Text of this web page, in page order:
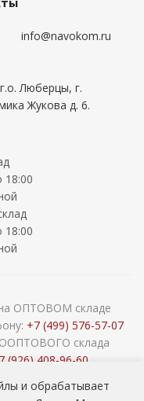
info@navokom.ru
Люберцы, г.
Жукова д. 6.
18:00
18:00
ОПТОВОМ складе
+7 (499) 576-57-07
склада
(926) 408-96-60
и обрабатывает